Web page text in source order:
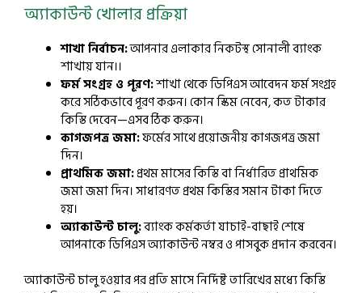
অ্যাকাউন্ট খোলার প্রক্রিয়া
শাখা নির্বাচন:আপনার এলাকার নিকটস্থ সোনালী ব্যাংক
শাখায় যান।।
ফর্ম সংগ্রহ ও পূরণ:শাখা থেকে ডিপিএস আবেদন ফর্ম সংগ্রহ
করে সঠিকভাবে পূরণ করুন। কোন স্কিম নেবেন, কত টাকার
কিস্তি দেবেন—এসব ঠিক করুন।
কাগজপত্র জমা:ফর্মের সাথে প্রয়োজনীয় কাগজপত্র জমা
দিন।
প্রাথমিক জমা:প্রথম মাসের কিস্তি বা নির্ধারিত প্রাথমিক
জমা জমা দিন। সাধারণত প্রথম কিস্তির সমান টাকা দিতে
হয়।
অ্যাকাউন্ট চালু:ব্যাংক কর্মকর্তা যাচাই-বাছাই শেষে
আপনাকে ডিপিএস অ্যাকাউন্ট নম্বর ও পাসবুক প্রদান করবেন।
অ্যাকাউন্ট চালু হওয়ার পর প্রতি মাসে নির্দিষ্ট তারিখের মধ্যে কিস্তি